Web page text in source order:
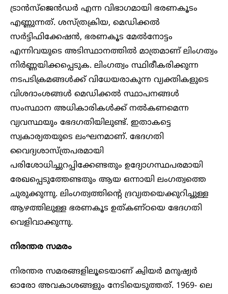
ട്രാൻസ്ജെൻഡർ എന്ന വിഭാഗമായി ഭരണകൂടം
എണ്ണുന്നത്. ശസ്ത്രക്രിയ, മെഡിക്കൽ
സർട്ടിഫിക്കേഷൻ, ഭരണകൂട മേൽനോട്ടം
എന്നിവയുടെ അടിസ്ഥാനത്തിൽ മാത്രമാണ് ലിംഗത്വം
നിർണ്ണയിക്കപ്പെടുക. ലിംഗത്വം സ്ഥിരീകരിക്കുന്ന
നടപടിക്രമങ്ങൾക്ക് വിധേയരാകുന്ന വ്യക്തികളുടെ
വിശദാംശങ്ങൾ മെഡിക്കൽ സ്ഥാപനങ്ങൾ
സംസ്ഥാന അധികാരികൾക്ക് നൽകണമെന്ന
വ്യവസ്ഥയും ഭേദഗതിയിലുണ്ട്. ഇതാകട്ടെ
സ്വകാര്യതയുടെ ലംഘനമാണ്. ഭേദഗതി
വൈദ്യശാസ്ത്രപരമായി
പരിശോധിച്ചുറപ്പിക്കേണ്ടതും ഉദ്യോഗസ്ഥപരമായി
രേഖപ്പെടുത്തേണ്ടതും ആയ ഒന്നായി ലംഗത്വത്തെ
ചുരുക്കുന്നു. ലിംഗത്വത്തിൻ്റെ ദ്രവ്യതയെക്കുറിച്ചുള്ള
ആഴത്തിലുള്ള ഭരണകൂട ഉത്കണ്ഠയെ ഭേദഗതി
വെളിവാക്കുന്നു.
നിരന്തര സമരം
നിരന്തര സമരങ്ങളിലൂടെയാണ് ക്വിയർ മനുഷ്യർ
ഓരോ അവകാശങ്ങളും നേടിയെടുത്തത്. 1969- ലെ